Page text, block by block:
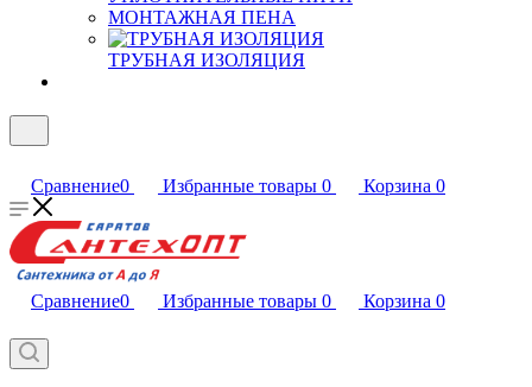
МОНТАЖНАЯ ПЕНА
ТРУБНАЯ ИЗОЛЯЦИЯ
Сравнение0 Избранные товары 0 Корзина 0
Сравнение0 Избранные товары 0 Корзина 0